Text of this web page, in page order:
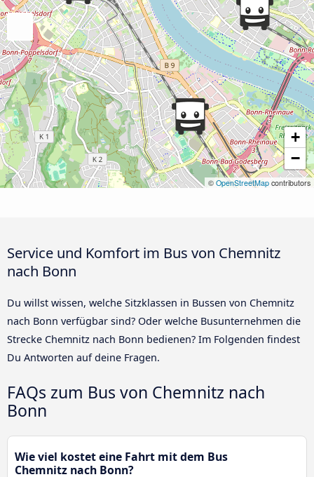
+
−
© OpenStreetMap contributors
Service und Komfort im Bus von Chemnitz
nach Bonn
Du willst wissen, welche Sitzklassen in Bussen von Chemnitz
nach Bonn verfügbar sind? Oder welche Busunternehmen die
Strecke Chemnitz nach Bonn bedienen? Im Folgenden findest
Du Antworten auf deine Fragen.
FAQs zum Bus von Chemnitz nach
Bonn
Wie viel kostet eine Fahrt mit dem Bus
Chemnitz nach Bonn?